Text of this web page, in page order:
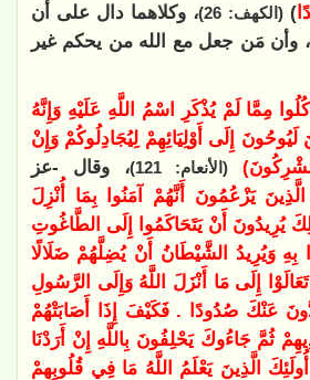
)(الكهف: 26)
، وكلاهما دال على أن
وأن مَن جعل مع الله من يحكم غير
مِمَّا لَمْ يُذْكَرِ اسْمُ اللَّهِ عَلَيْهِ وَإِنَّهُ
إِلَى أَوْلِيَائِهِمْ لِيُجَادِلُوكُمْ وَإِنْ
(الأنعام: 121)
، وقال -عز
يَزْعُمُونَ أَنَّهُمْ آمَنُوا بِمَا أُنْزِلَ
يُرِيدُونَ أَنْ يَتَحَاكَمُوا إِلَى الطَّاغُوتِ
بِهِ وَيُرِيدُ الشَّيْطَانُ أَنْ يُضِلَّهُمْ ضَلَالًا
إِلَى مَا أَنْزَلَ اللَّهُ وَإِلَى الرَّسُولِ
عَنْكَ صُدُودًا . فَكَيْفَ إِذَا أَصَابَتْهُمْ
ثُمَّ جَاءُوكَ يَحْلِفُونَ بِاللَّهِ إِنْ أَرَدْنَا
أُولَئِكَ الَّذِينَ يَعْلَمُ اللَّهُ مَا فِي قُلُوبِهِمْ